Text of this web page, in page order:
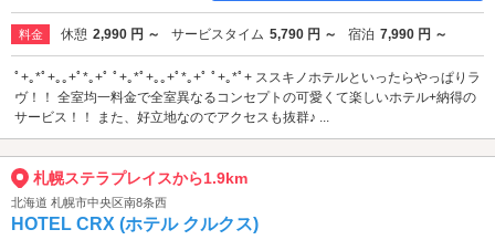
料金 休憩 2,990 円 ～ サービスタイム 5,790 円 ～ 宿泊 7,990 円 ～
ﾟ+｡*ﾟ+｡｡+ﾟ*｡+ﾟ ﾟ+｡*ﾟ+｡｡+ﾟ*｡+ﾟ ﾟ+｡*ﾟ+ ススキノホテルといったらやっぱりラ
ヴ！！ 全室均一料金で全室異なるコンセプトの可愛くて楽しいホテル+納得の
サービス！！ また、好立地なのでアクセスも抜群♪ ...
札幌ステラプレイスから1.9km
北海道 札幌市中央区南8条西
HOTEL CRX (ホテル クルクス)